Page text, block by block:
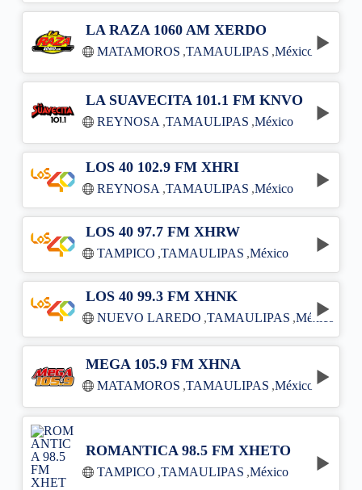
LA RAZA 1060 AM XERDO
MATAMOROS ,TAMAULIPAS ,México
LA SUAVECITA 101.1 FM KNVO
REYNOSA ,TAMAULIPAS ,México
LOS 40 102.9 FM XHRI
REYNOSA ,TAMAULIPAS ,México
LOS 40 97.7 FM XHRW
TAMPICO ,TAMAULIPAS ,México
LOS 40 99.3 FM XHNK
NUEVO LAREDO ,TAMAULIPAS ,México
MEGA 105.9 FM XHNA
MATAMOROS ,TAMAULIPAS ,México
ROMANTICA 98.5 FM XHETO
TAMPICO ,TAMAULIPAS ,México